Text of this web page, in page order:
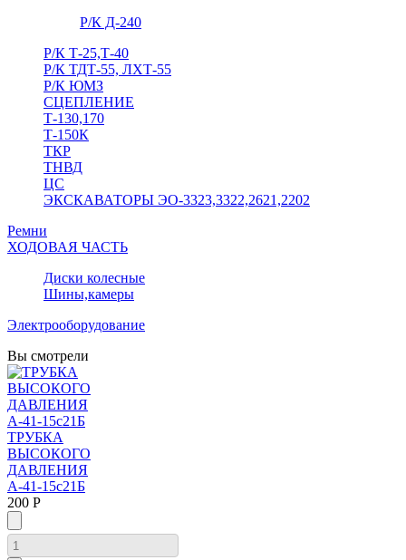
Р/К Д-240
Р/К Т-25,Т-40
Р/К ТДТ-55, ЛХТ-55
Р/К ЮМЗ
СЦЕПЛЕНИЕ
Т-130,170
Т-150К
ТКР
ТНВД
ЦС
ЭКСКАВАТОРЫ ЭО-3323,3322,2621,2202
Ремни
ХОДОВАЯ ЧАСТЬ
Диски колесные
Шины,камеры
Электрооборудование
Вы смотрели
ТРУБКА
ВЫСОКОГО
ДАВЛЕНИЯ
А-41-15с21Б
200 Р